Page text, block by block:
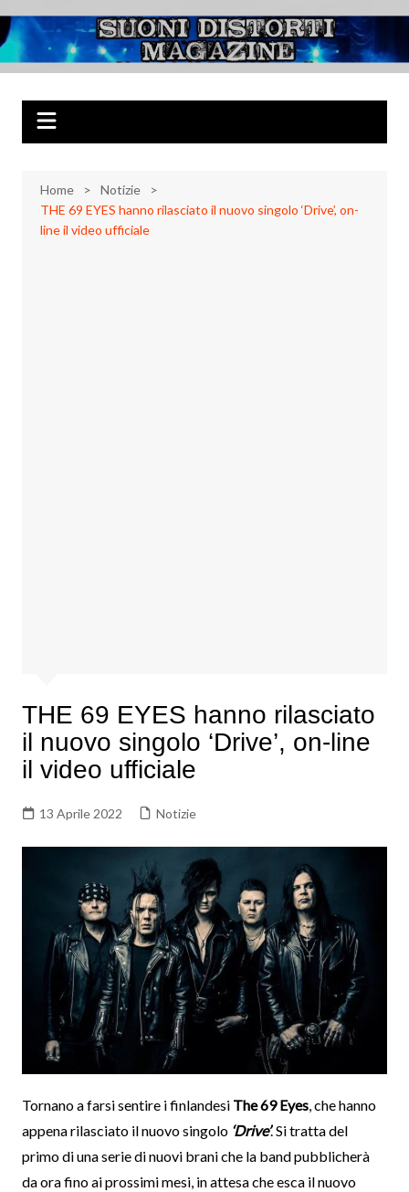
al
contenuto
Suoni Distorti
Magazine
Musica Rock, Metal, Punk e varie sonorità alternative
Home
Notizie
THE 69 EYES hanno rilasciato il nuovo singolo ‘Drive’, on-
line il video ufficiale
THE 69 EYES hanno rilasciato
il nuovo singolo ‘Drive’, on-line
il video ufficiale
13 Aprile 2022 Notizie
Tornano a farsi sentire i finlandesi The 69 Eyes, che hanno
appena rilasciato il nuovo singolo ‘Drive’. Si tratta del
primo di una serie di nuovi brani che la band pubblicherà
da ora fino ai prossimi mesi, in attesa che esca il nuovo